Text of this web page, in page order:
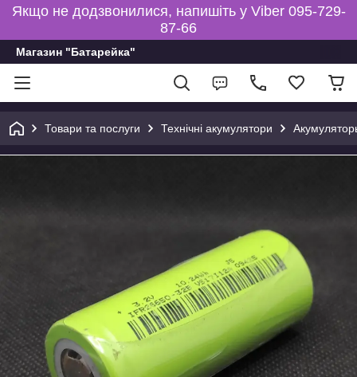
Якщо не додзвонилися, напишіть у Viber 095-729-
87-66
Магазин "Батарейка"
Товари та послуги Технічні акумулятори